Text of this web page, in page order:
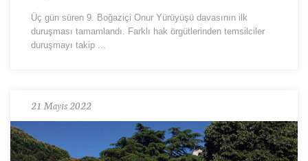
Üç gün süren 9. Boğaziçi Onur Yürüyüşü davasının ilk
duruşması tamamlandı. Farklı hak örgütlerinden temsilciler
duruşmayı takip ...
21 Mayıs 2022